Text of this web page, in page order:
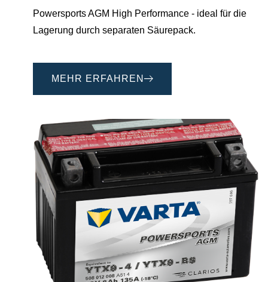
Powersports AGM High Performance - ideal für die
Lagerung durch separaten Säurepack.
MEHR ERFAHREN